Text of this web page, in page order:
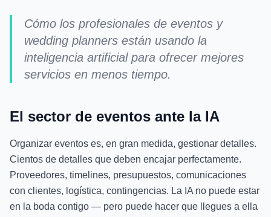
Cómo los profesionales de eventos y
wedding planners están usando la
inteligencia artificial para ofrecer mejores
servicios en menos tiempo.
El sector de eventos ante la IA
Organizar eventos es, en gran medida, gestionar detalles.
Cientos de detalles que deben encajar perfectamente.
Proveedores, timelines, presupuestos, comunicaciones
con clientes, logística, contingencias. La IA no puede estar
en la boda contigo — pero puede hacer que llegues a ella